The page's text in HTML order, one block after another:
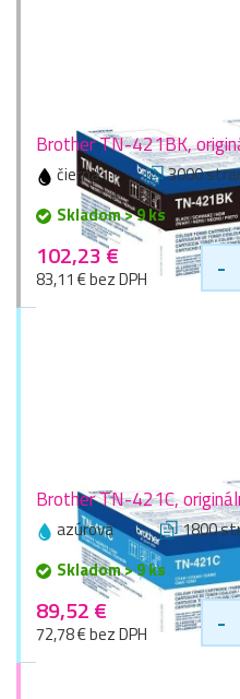
Brother TN-421BK,
čierna 3000
Skladom > 9 ks
102,23 €
83,11 € bez DPH -
Brother TN-421C,
azúrová 1800
Skladom > 9 ks
89,52 €
72,78 € bez DPH -